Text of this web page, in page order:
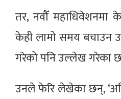
तर, नवौँ महाधिवेशनमा
केही लामो समय बचाउन
गरेको पनि उल्लेख गरेका
उनले फेरि लेखेका छन्,